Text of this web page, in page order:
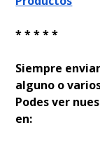
* * * * *
Siempre
alguno o
Podes ver
en: